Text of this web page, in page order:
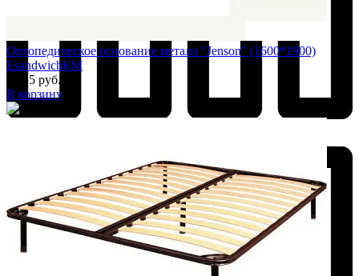
Ортопедическое основание металл "Jenson" (1600*1900)
EsandwichКМ
7 135 руб.
В корзину